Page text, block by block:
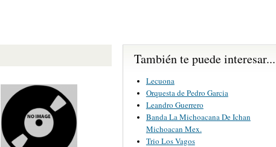
También te puede interesar...
Lecuona
Orquesta de Pedro Garcia
Leandro Guerrero
Banda La Michoacana De Ichan
Michoacan Mex.
Trio Los Vagos